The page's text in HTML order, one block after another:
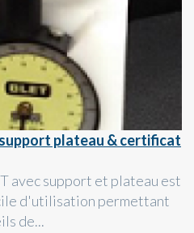
plateau & certificat
avec support et plateau est
d'utilisation permettant
de...